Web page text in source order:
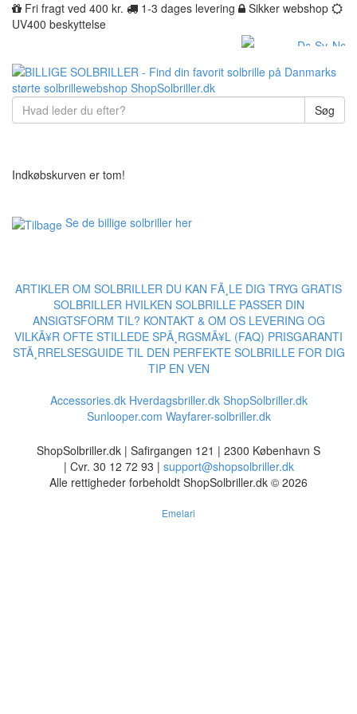
Fri fragt ved 400 kr. 1-3 dages levering
Sikker webshop
UV400 beskyttelse
Søg
Indkøbskurven er tom!
Se de billige solbriller her
ARTIKLER OM SOLBRILLER DU KAN FÃ¸LE DIG TRYG GRATIS
SOLBRILLER HVILKEN SOLBRILLE PASSER DIN
ANSIGTSFORM TIL? KONTAKT & OM OS LEVERING OG
VILKÃ¥R OFTE STILLEDE SPÃ¸RGSMÃ¥L (FAQ) PRISGARANTI
STÃ¸RRELSESGUIDE TIL DEN PERFEKTE SOLBRILLE FOR DIG
TIP EN VEN
Accessories.dk Hverdagsbriller.dk ShopSolbriller.dk
Sunlooper.com Wayfarer-solbriller.dk
ShopSolbriller.dk | Safirgangen 121 | 2300 København S
| Cvr. 30 12 72 93 | support@shopsolbriller.dk
Alle rettigheder forbeholdt ShopSolbriller.dk © 2026
Emelari